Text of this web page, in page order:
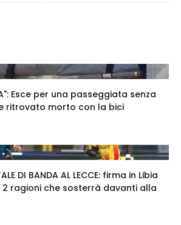
Esce per una passeggiata senza
ritrovato morto con la bici
DI BANDA AL LECCE: firma in Libia
ragioni che sosterrà davanti alla